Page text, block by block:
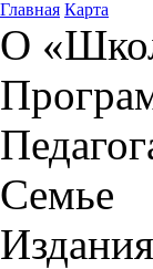
Главная Карта
О
Семье
Издания